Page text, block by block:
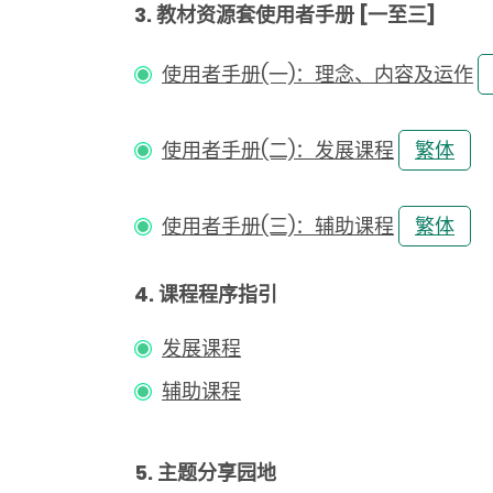
3. 教材资源套使用者手册 [一至三]
使用者手册(一)： 理念、内容及运作
使用者手册(二)：发展课程 繁体
使用者手册(三)：辅助课程 繁体
4. 课程程序指引
发展课程
辅助课程
5. 主题分享园地